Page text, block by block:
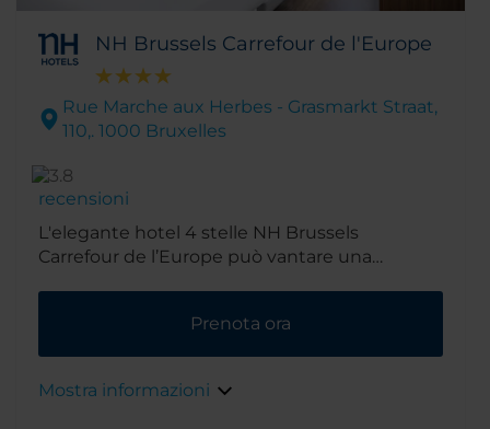
NH Brussels Carrefour de l'Europe
Rue Marche aux Herbes - Grasmarkt Straat,
110,. 1000 Bruxelles
recensioni
L'elegante hotel 4 stelle NH Brussels
Carrefour de l’Europe può vantare una
con un'atmosfera vivace e cosmopolita.
Prenota ora
Mostra informazioni